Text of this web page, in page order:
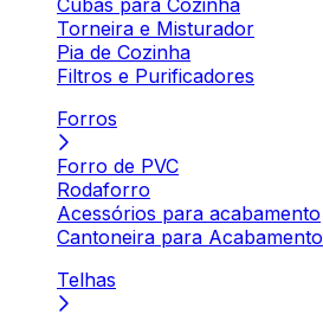
Cubas para Cozinha
Torneira e Misturador
Pia de Cozinha
Filtros e Purificadores
Forros
Forro de PVC
Rodaforro
Acessórios para acabamento
Cantoneira para Acabamento
Telhas